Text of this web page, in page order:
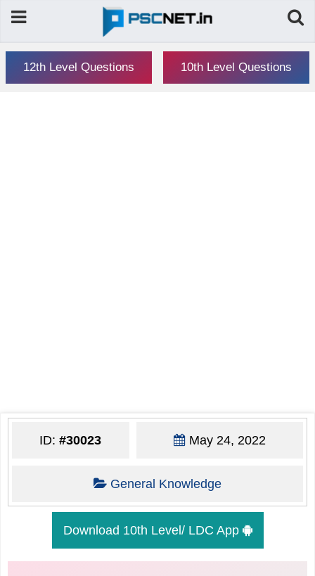
12th Level Questions 10th Level Questions
ID:#30023 May 24, 2022
General Knowledge
Download 10th Level/ LDC App